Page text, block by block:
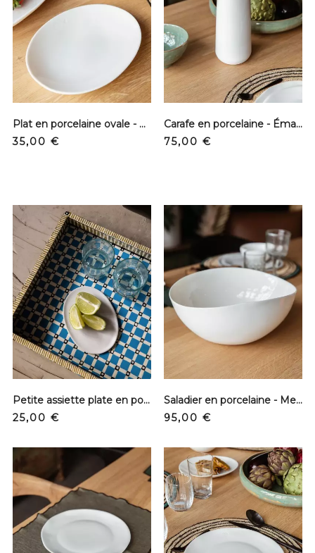
Plat en porcelaine ovale - Small
Precio
35,00 €
Carafe en porcelaine - Émaillée et mat
Precio
75,00 €
Petite assiette plate en porcelaine
Precio
25,00 €
Saladier en porcelaine - Medium
Precio
95,00 €